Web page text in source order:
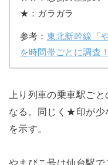
★：ガラガラ
参考： 東北新幹線「
を時間帯ごとに調査！
上り列車の乗車駅ご
なる。同じく★印が少
を示す。
やまびこ号は仙台駅